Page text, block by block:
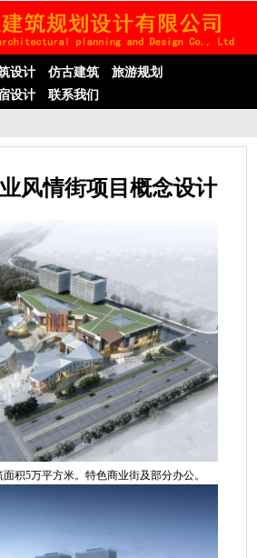
设计 仿古建筑
旅游规划
设计 联系我们
风情街项目概念设计
积5万平方米。特色商业街及部分办公。